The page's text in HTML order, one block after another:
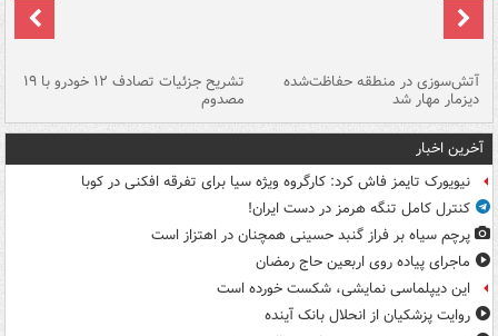
آتش‌سوزی در منطقه حفاظت‌شده
دیزمار مهار شد
تشریح جزئیات تصادف ۱۲ خودرو با ۱۹
مصدوم
آخرین اخبار
نیویورک تایمز فاش کرد: کارگروه ویژه سیا برای تفرقه افکنی در کوبا
کنترل کامل تنگه هرمز در دست ایران!
پرچم سیاه بر فراز گنبد حسینی همچنان در اهتزاز است
ماجرای پیاده روی اربعین حاج رمضان
این دیپلماسی نمایشی، شکست خورده است
روایت پزشکیان از انحلال بانک آینده